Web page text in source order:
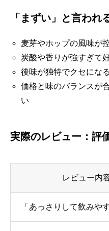
「まずい」と言われ
麦芽やホップの風味が
炭酸や香りが強すぎて
後味が独特でクセにな
価格と味のバランスが
い
実際のレビュー：評
レビュー内
「あっさりして飲みや